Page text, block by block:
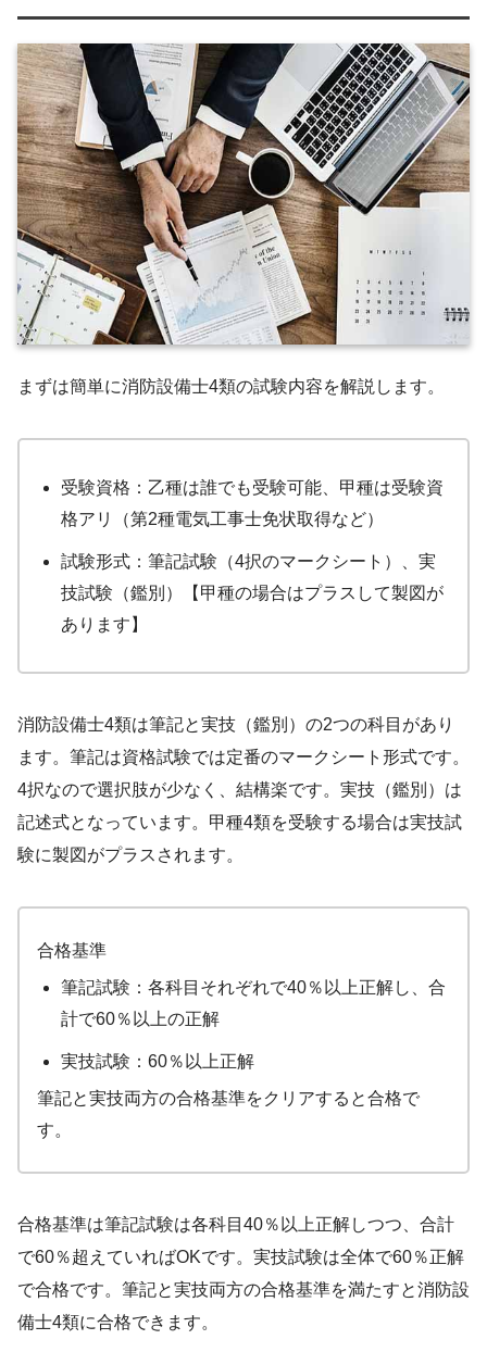
まずは簡単に消防設備士4類の試験内容を解説します。
受験資格：乙種は誰でも受験可能、甲種は受験資
格アリ（第2種電気工事士免状取得など）
試験形式：筆記試験（4択のマークシート）、実
技試験（鑑別）【甲種の場合はプラスして製図が
あります】
消防設備士4類は筆記と実技（鑑別）の2つの科目があり
ます。筆記は資格試験では定番のマークシート形式です。
4択なので選択肢が少なく、結構楽です。実技（鑑別）は
記述式となっています。甲種4類を受験する場合は実技試
験に製図がプラスされます。
合格基準
筆記試験：各科目それぞれで40％以上正解し、合
計で60％以上の正解
実技試験：60％以上正解
筆記と実技両方の合格基準をクリアすると合格で
す。
合格基準は筆記試験は各科目40％以上正解しつつ、合計
で60％超えていればOKです。実技試験は全体で60％正解
で合格です。筆記と実技両方の合格基準を満たすと消防設
備士4類に合格できます。